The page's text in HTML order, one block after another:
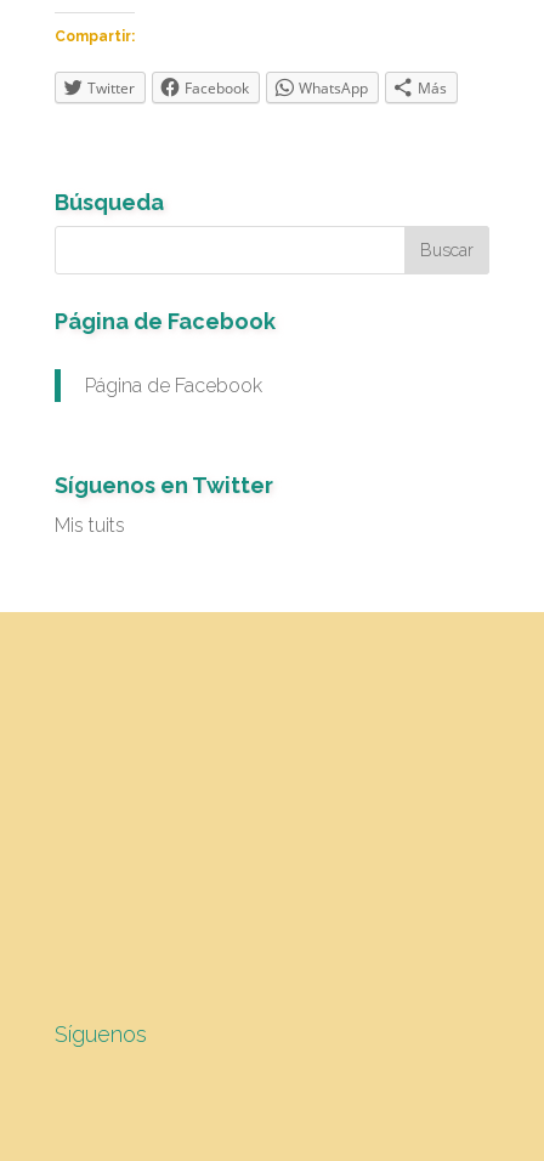
Compartir:
Twitter Facebook WhatsApp Más
Búsqueda
Página de Facebook
Página de Facebook
Síguenos en Twitter
Mis tuits
Síguenos